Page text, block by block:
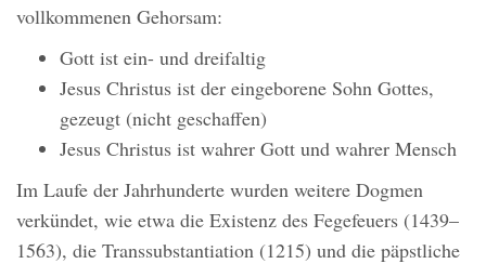
vollkommenen Gehorsam:
Gott ist ein- und dreifaltig
Jesus Christus ist der eingeborene Sohn Gottes,
gezeugt (nicht geschaffen)
Jesus Christus ist wahrer Gott und wahrer Mensch
Im Laufe der Jahrhunderte wurden weitere Dogmen
verkündet, wie etwa die Existenz des Fegefeuers (1439–
1563), die Transsubstantiation (1215) und die päpstliche